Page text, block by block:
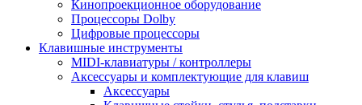
Кинопроекционное оборудование
Процессоры Dolby
Цифровые процессоры
Клавишные инструменты
MIDI-клавиатуры / контроллеры
Аксессуары и комплектующие для клавиш
Аксессуары